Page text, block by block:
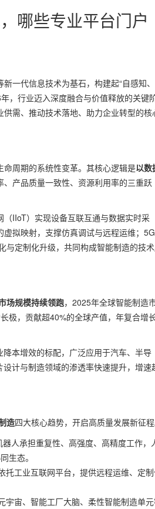
哪些专业平台门户
一代信息技术为基石，构建起“自感知
，行业迈入深度融合与价值释放的关键
需、推动技术落地、助力企业转型的核
周期的系统性变革。其核心逻辑是以数
产品质量一致性、资源利用率的三重跃
IIoT）实现设备互联互通与数据实时采
拟映射，支撑仿真调试与远程运维；
与定制化升级，共同构成智能制造的技
场规模持续领跑，2025年全球智能制造
极，贡献超40%的全球产值，年复合增
本增效的标配，广泛应用于汽车、半导
计与制造领域的渗透率快速提升，增速
造四大核心趋势，开启高质量发展新征程
人承担重复性、高强度、高精度工作，
生态。
托工业互联网平台，提供远程运维、定
宇宙、智能工厂大脑、柔性智能制造单